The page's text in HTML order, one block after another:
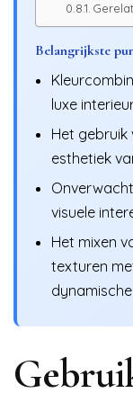
Belangrijkste
luxe
Het
esthetiek
visuele
Het mixen
texturen
dynamische